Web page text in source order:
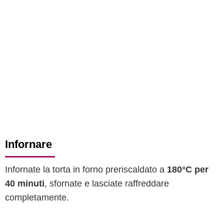
Infornare
Infornate la torta in forno preriscaldato a 180°C per
40 minuti, sfornate e lasciate raffreddare
completamente.